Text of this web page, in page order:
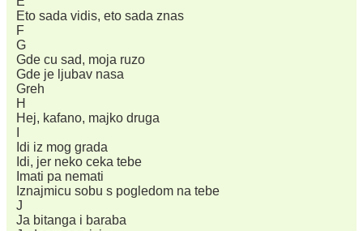
Eto sada vidis, eto sada znas
F
G
Gde cu sad, moja ruzo
Gde je ljubav nasa
Greh
H
Hej, kafano, majko druga
Idi iz mog grada
Idi, jer neko ceka tebe
Imati pa nemati
Iznajmicu sobu s pogledom na tebe
J
Ja bitanga i baraba